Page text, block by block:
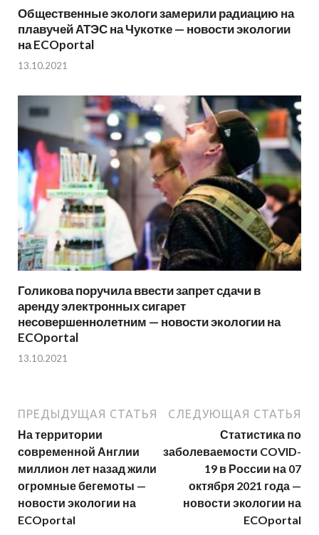
Общественные экологи замерили радиацию на
плавучей АТЭС на Чукотке — новости экологии
на ECOportal
13.10.2021
Голикова поручила ввести запрет сдачи в
аренду электронных сигарет
несовершеннолетним — новости экологии на
ECOportal
13.10.2021
ПРЕДЫДУЩАЯ СТАТЬЯ
На территории
современной Англии
миллион лет назад жили
огромные бегемоты —
новости экологии на
ECOportal
СЛЕДУЮЩАЯ СТАТЬЯ
Статистика по
заболеваемости COVID-
19 в России на 07
октября 2021 года —
новости экологии на
ECOportal